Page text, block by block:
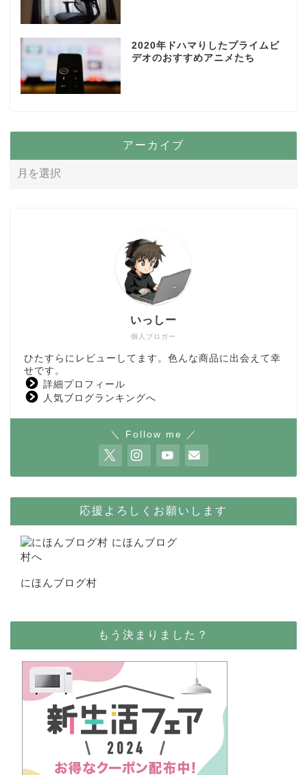
2020年ドハマりしたプライムビ
デオのおすすめアニメたち
アーカイブ
個人ブロガー
いっしー
ひたすらにレビューしてます。色んな商品に出会えて幸
せです。
詳細プロフィール
人気ブログランキングへ
＼ Follow me ／
応援よろしくお願いします
にほんブログ村
もう決まりました？